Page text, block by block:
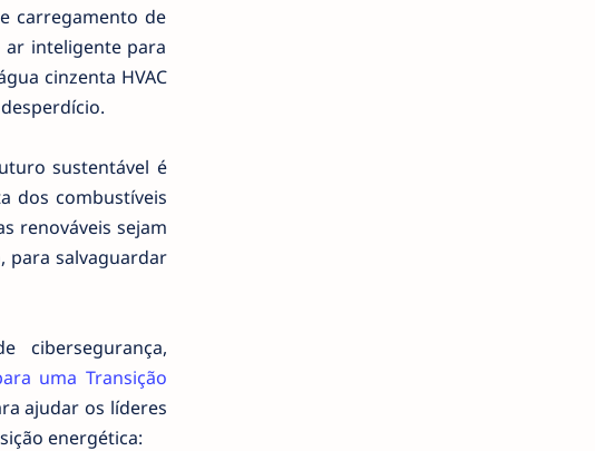
carregamento de
ar inteligente para
cinzenta HVAC
sustentável é
dos combustíveis
renováveis sejam
para salvaguardar
cibersegurança,
uma Transição
ajudar os líderes
energética: